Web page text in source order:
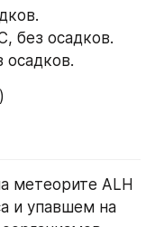
без осадков.
осадков.
метеорите ALH
и упавшем на